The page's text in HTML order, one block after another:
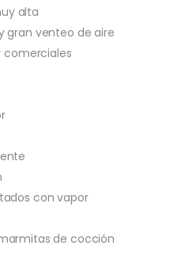
alta
gran venteo de aire
comerciales
con vapor
de cocción